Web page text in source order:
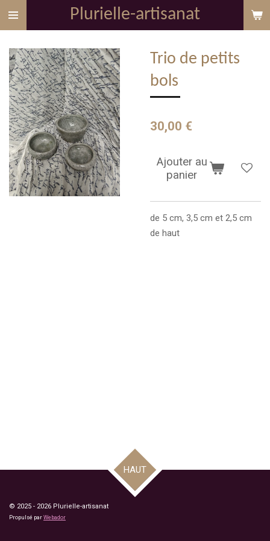
Passer
au
principal
Plurielle-artisanat
Trio de petits
bols
30,00 €
Ajouter au
panier
de 5 cm, 3,5 cm et 2,5 cm
de haut
HAUT
© 2025 - 2026 Plurielle-artisanat
Propulsé par Webador